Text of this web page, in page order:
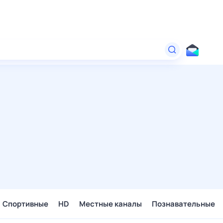
Спортивные HD Местные каналы Познавательные